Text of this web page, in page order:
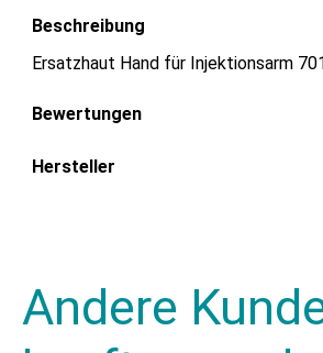
Beschreibung
Ersatzhaut Hand für Injektionsarm
Bewertungen
Hersteller
Andere